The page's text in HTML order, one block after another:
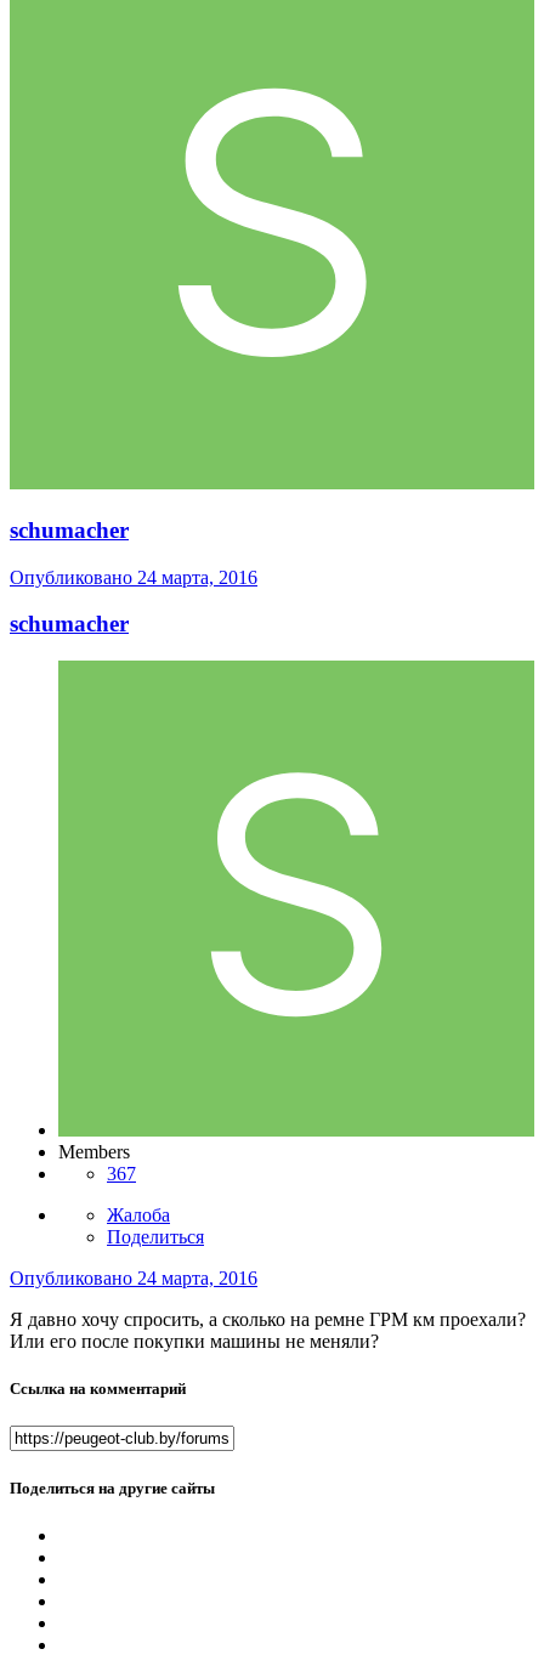
sсhumaсher
Опубликовано 24 марта, 2016
sсhumaсher
Members
367
Жалоба
Поделиться
Опубликовано 24 марта, 2016
Я давно хочу спросить, а сколько на ремне ГРМ км проехали?
Или его после покупки машины не меняли?
Ссылка на комментарий
Поделиться на другие сайты